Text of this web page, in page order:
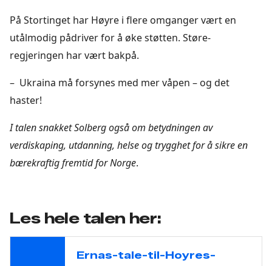
På Stortinget har Høyre i flere omganger vært en
utålmodig pådriver for å øke støtten. Støre-
regjeringen har vært bakpå.
– Ukraina må forsynes med mer våpen – og det
haster!
I talen snakket Solberg også om betydningen av
verdiskaping, utdanning, helse og trygghet for å sikre en
bærekraftig fremtid for Norge.
Les hele talen her:
Ernas-tale-til-Hoyres-